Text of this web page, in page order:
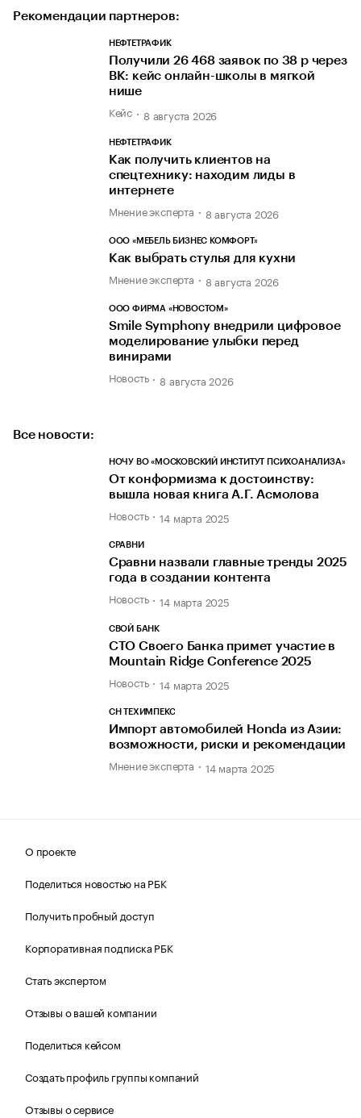
Рекомендации партнеров:
НЕФТЕТРАФИК
Получили 26 468 заявок по 38 р через
ВК: кейс онлайн-школы в мягкой
нише
Кейс 8 августа 2026
НЕФТЕТРАФИК
Как получить клиентов на
спецтехнику: находим лиды в
интернете
Мнение эксперта 8 августа 2026
ООО «МЕБЕЛЬ БИЗНЕС КОМФОРТ»
Как выбрать стулья для кухни
Мнение эксперта 8 августа 2026
ООО ФИРМА «НОВОСТОМ»
Smile Symphony внедрили цифровое
моделирование улыбки перед
винирами
Новость 8 августа 2026
Все новости:
НОЧУ ВО «МОСКОВСКИЙ ИНСТИТУТ ПСИХОАНАЛИЗА»
От конформизма к достоинству:
вышла новая книга А.Г. Асмолова
Новость 14 марта 2025
СРАВНИ
Сравни назвали главные тренды 2025
года в создании контента
Новость 14 марта 2025
СВОЙ БАНК
CTO Своего Банка примет участие в
Mountain Ridge Conference 2025
Новость 14 марта 2025
СН ТЕХИМПЕКС
Импорт автомобилей Honda из Азии:
возможности, риски и рекомендации
Мнение эксперта 14 марта 2025
О проекте
Поделиться новостью на РБК
Получить пробный доступ
Корпоративная подписка РБК
Стать экспертом
Отзывы о вашей компании
Поделиться кейсом
Создать профиль группы компаний
Отзывы о сервисе